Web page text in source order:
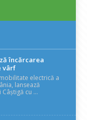
încărcarea
vârf
electrică a
lansează
cu ...